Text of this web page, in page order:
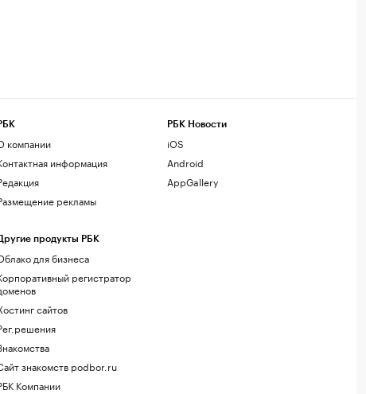
компании
информация
рекламы
продукты РБК
для бизнеса
регистратор
сайтов
знакомств podbor.ru
Компании
РБК Новости
iOS
Android
AppGallery